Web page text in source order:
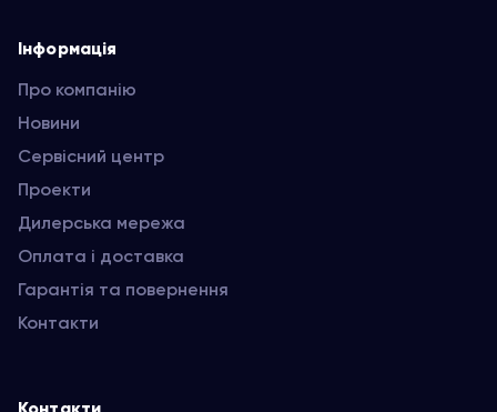
Інформація
Про компанію
Новини
Сервісний центр
Проекти
Дилерська мережа
Оплата і доставка
Гарантія та повернення
Контакти